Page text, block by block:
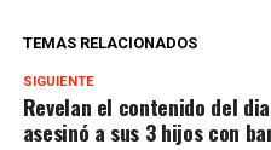
TEMAS RELACIONADOS
SIGUIENTE
Revelan el contenido del
asesinó a sus 3 hijos con